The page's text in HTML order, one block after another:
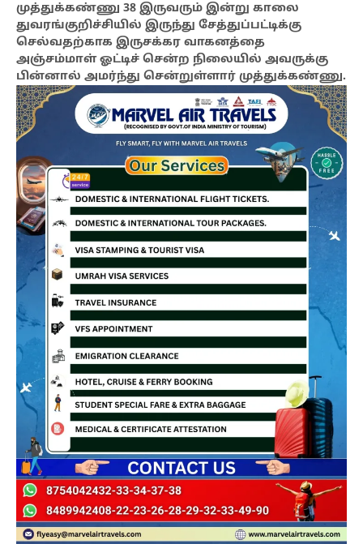
முத்துக்கண்ணு 38 இருவரும் இன்று காலை
துவரங்குறிச்சியில் இருந்து சேத்துப்பட்டிக்கு
செல்வதற்காக இருசக்கர வாகனத்தை
அஞ்சம்மாள் ஓட்டிச் சென்ற நிலையில் அவருக்கு
பின்னால் அமர்ந்து சென்றுள்ளார் முத்துக்கண்ணு.